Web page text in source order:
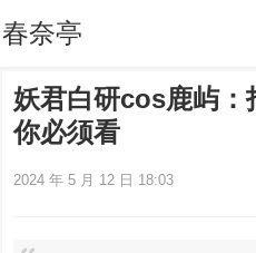
春奈亭
妖君白研cos鹿屿：
你必须看
2024 年 5 月 12 日 18:03